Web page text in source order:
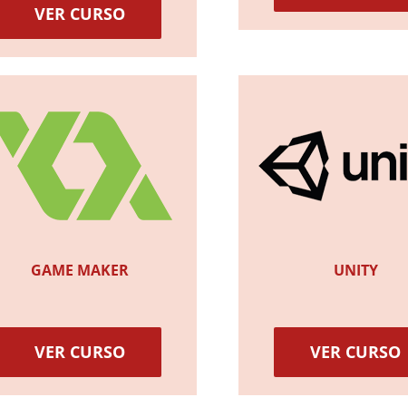
VER CURSO
GAME MAKER
VER CURSO
UNITY
VER CURSO